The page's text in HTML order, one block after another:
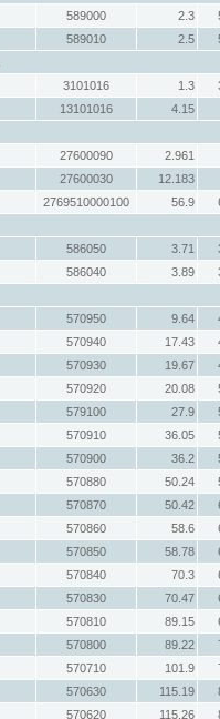
589000 2.3
589010 2.5
3101016 1.3
13101016
4.15
27600090
2.961
27600030
12.183
2769510000100 56.9
586050 3.71
586040 3.89
570950 9.64
570940 17.43
570930 19.67
570920 20.08
579100 27.9
570910 36.05
570900 36.2
570880 50.24
570870 50.42
570860 58.6
570850 58.78
570840 70.3
570830 70.47
570810 89.15
570800 89.22
570710 101.9
570630 115.19
570620 115.26